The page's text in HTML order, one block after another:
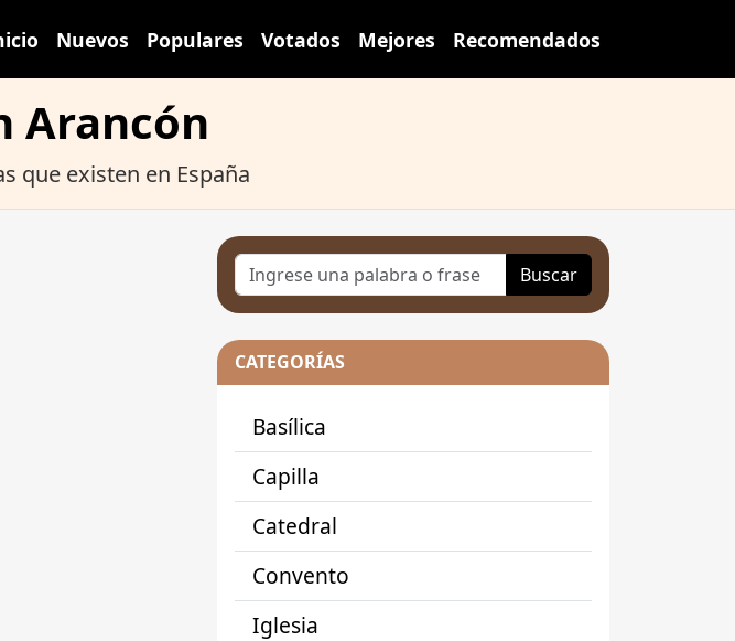
Nuevos Populares Votados Mejores Recomendados
Arancón
que existen en España
Buscar
CATEGORÍAS
Basílica
Capilla
Catedral
Convento
Iglesia